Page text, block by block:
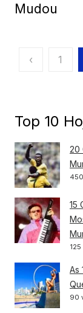
Mudou
Paginação
‹ 1
Top 10
20
15
As
90